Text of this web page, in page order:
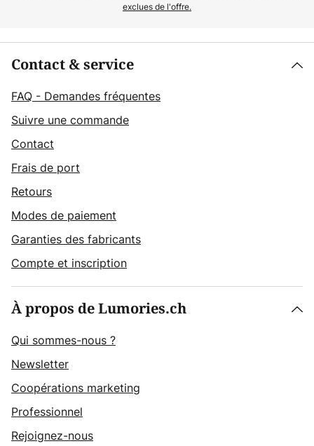
exclues de l'offre.
Contact & service
FAQ - Demandes fréquentes
Suivre une commande
Contact
Frais de port
Retours
Modes de paiement
Garanties des fabricants
Compte et inscription
À propos de Lumories.ch
Qui sommes-nous ?
Newsletter
Coopérations marketing
Professionnel
Rejoignez-nous